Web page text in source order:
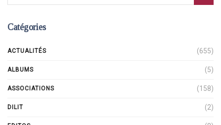
Catégories
ACTUALITÉS (655)
ALBUMS (5)
ASSOCIATIONS (158)
DILIT (2)